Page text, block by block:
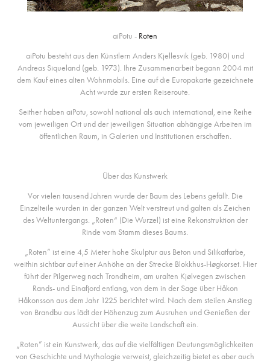
aiPotu - Roten
aiPotu besteht aus den Künstlern Anders Kjellesvik (geb. 1980) und
Andreas Siqueland (geb. 1973). Ihre Zusammenarbeit begann 2004 mit
dem Kauf eines alten Wohnmobils. Eine auf die Europakarte gezeichnete
Acht wurde zur ersten Reiseroute.
Seither haben aiPotu, sowohl national als auch international, eine Reihe
vom jeweiligen Ort und der jeweiligen Situation abhängige Arbeiten im
öffentlichen Raum, in Galerien und Institutionen erschaffen.
Über das Kunstwerk
Vor vielen tausend Jahren wurde der Baum des Lebens gefällt. Die
Einzelteile wurden in der ganzen Welt verstreut und galten als Zeichen
des Weltuntergangs. „Roten“ (Die Wurzel) ist eine Rekonstruktion der
Rinde vom Stamm dieses Baums.
„Roten” ist eine 4,5 Meter hohe Skulptur aus Beton und Silikatfarbe,
weithin sichtbar auf einer Anhöhe an der Strecke Blokkhus-Høgkorset. Hier
führt der Pilgerweg nach Trondheim, am uralten Kjølvegen zwischen
Rands- und Einafjord entlang, von dem in der Sage über Håkon
Håkonsson aus dem Jahr 1225 berichtet wird. Nach dem steilen Anstieg
von Brandbu aus lädt der Höhenzug zum Ausruhen und Genießen der
Aussicht über die weite Landschaft ein.
„Roten” ist ein Kunstwerk, das auf die vielfältigen Deutungsmöglichkeiten
von Geschichte und Mythologie verweist, gleichzeitig bietet es aber auch